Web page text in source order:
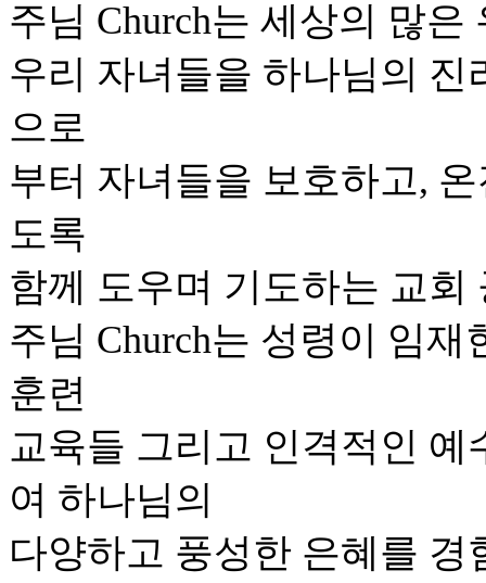
주님 Church는 세상의 많
우리 자녀들을 하나님의
으로
부터 자녀들을 보호하고,
도록
함께 도우며 기도하는 교회
주님 Church는 성령이 임
훈련
교육들 그리고 인격적인
여 하나님의
다양하고 풍성한 은혜를